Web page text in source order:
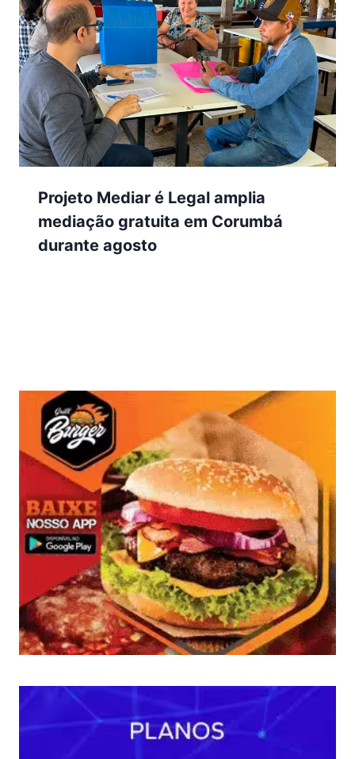
Projeto Mediar é Legal amplia
mediação gratuita em Corumbá
durante agosto